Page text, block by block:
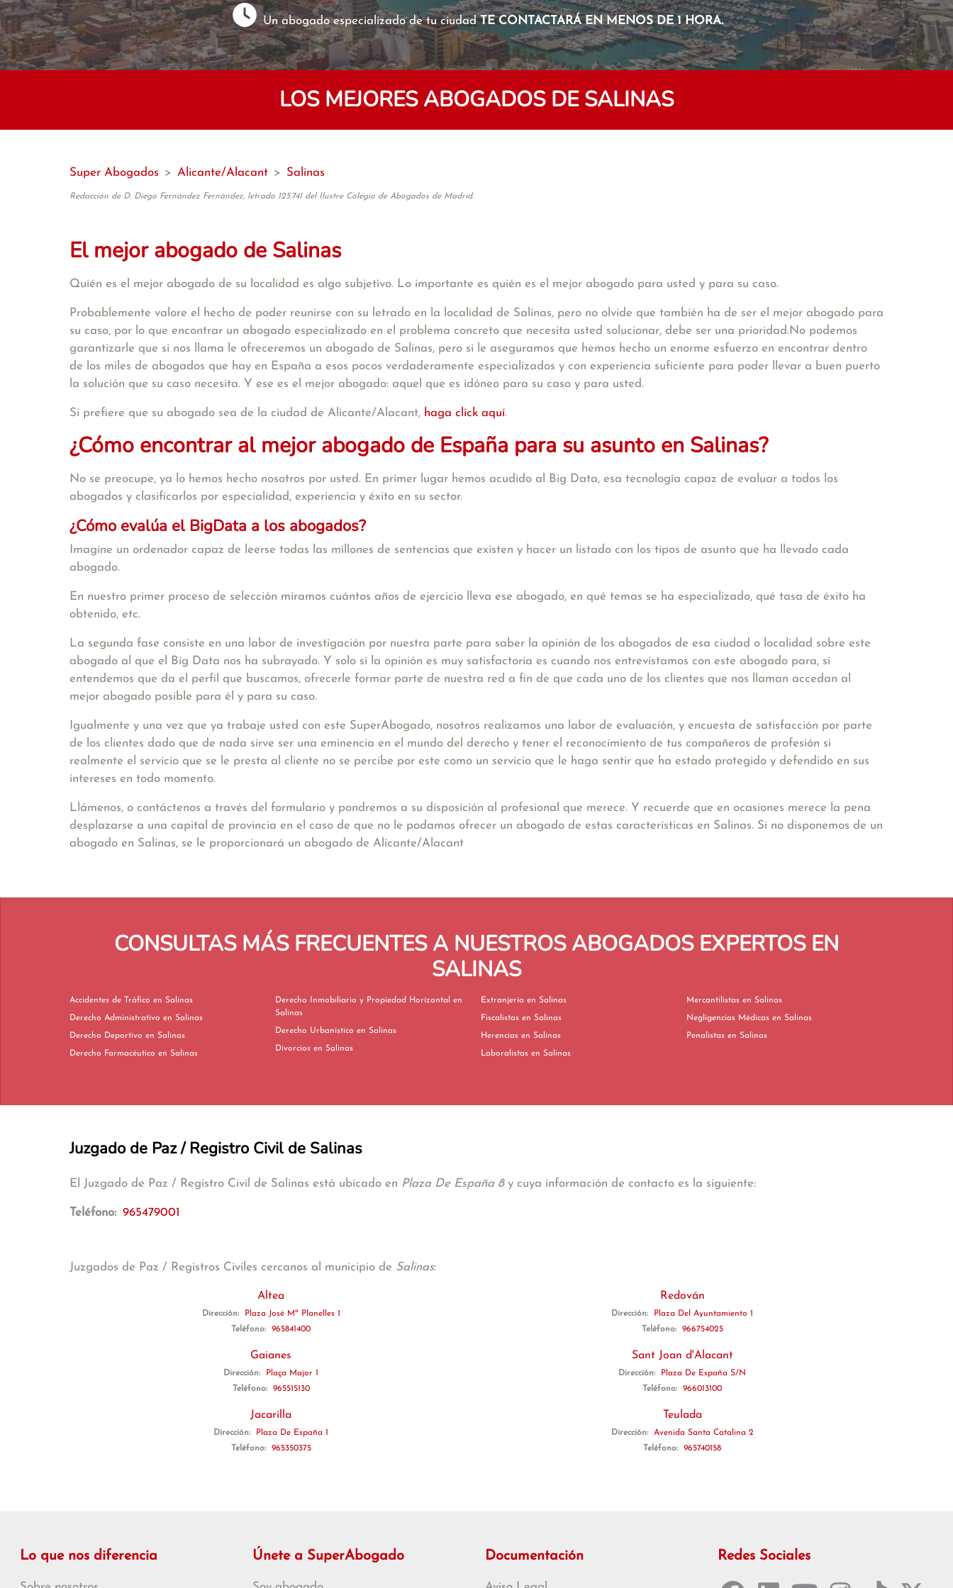
Un abogado especializado de tu ciudadTE CONTACTARÁ EN MENOS DE 1 HORA.
LOS MEJORES ABOGADOS DE SALINAS
Super Abogados > Alicante/Alacant > Salinas
Redacción de D. Diego Fernández Fernández, letrado 125.741 del Ilustre Colegio de Abogados de Madrid.
El mejor abogado de Salinas
Quién es el mejor abogado de su localidad es algo subjetivo. Lo importante es quién es el mejor abogado para usted y para su caso.
Probablemente valore el hecho de poder reunirse con su letrado en la localidad de Salinas, pero no olvide que también ha de ser el mejor abogado para
su caso, por lo que encontrar un abogado especializado en el problema concreto que necesita usted solucionar, debe ser una prioridad.No podemos
garantizarle que si nos llama le ofreceremos un abogado de Salinas, pero si le aseguramos que hemos hecho un enorme esfuerzo en encontrar dentro
de los miles de abogados que hay en España a esos pocos verdaderamente especializados y con experiencia suficiente para poder llevar a buen puerto
la solución que su caso necesita. Y ese es el mejor abogado: aquel que es idóneo para su caso y para usted.
Si prefiere que su abogado sea de la ciudad de Alicante/Alacant, haga click aquí.
¿Cómo encontrar al mejor abogado de España para su asunto en Salinas?
No se preocupe, ya lo hemos hecho nosotros por usted. En primer lugar hemos acudido al Big Data, esa tecnología capaz de evaluar a todos los
abogados y clasificarlos por especialidad, experiencia y éxito en su sector.
¿Cómo evalúa el BigData a los abogados?
Imagine un ordenador capaz de leerse todas las millones de sentencias que existen y hacer un listado con los tipos de asunto que ha llevado cada
abogado.
En nuestro primer proceso de selección miramos cuántos años de ejercicio lleva ese abogado, en qué temas se ha especializado, qué tasa de éxito ha
obtenido, etc.
La segunda fase consiste en una labor de investigación por nuestra parte para saber la opinión de los abogados de esa ciudad o localidad sobre este
abogado al que el Big Data nos ha subrayado. Y solo si la opinión es muy satisfactoria es cuando nos entrevistamos con este abogado para, si
entendemos que da el perfil que buscamos, ofrecerle formar parte de nuestra red a fin de que cada uno de los clientes que nos llaman accedan al
mejor abogado posible para él y para su caso.
Igualmente y una vez que ya trabaje usted con este SuperAbogado, nosotros realizamos una labor de evaluación, y encuesta de satisfacción por parte
de los clientes dado que de nada sirve ser una eminencia en el mundo del derecho y tener el reconocimiento de tus compañeros de profesión si
realmente el servicio que se le presta al cliente no se percibe por este como un servicio que le haga sentir que ha estado protegido y defendido en sus
intereses en todo momento.
Llámenos, o contáctenos a través del formulario y pondremos a su disposición al profesional que merece. Y recuerde que en ocasiones merece la pena
desplazarse a una capital de provincia en el caso de que no le podamos ofrecer un abogado de estas características en Salinas. Si no disponemos de un
abogado en Salinas, se le proporcionará un abogado de Alicante/Alacant
CONSULTAS MÁS FRECUENTES A NUESTROS ABOGADOS EXPERTOS EN
SALINAS
Accidentes de Tráfico en Salinas
Derecho Administrativo en Salinas
Derecho Deportivo en Salinas
Derecho Farmacéutico en Salinas
Derecho Inmobiliario y Propiedad Horizontal en
Salinas
Derecho Urbanístico en Salinas
Divorcios en Salinas
Extranjería en Salinas
Fiscalistas en Salinas
Herencias en Salinas
Laboralistas en Salinas
Mercantilistas en Salinas
Negligencias Médicas en Salinas
Penalistas en Salinas
Juzgado de Paz / Registro Civil de Salinas
El Juzgado de Paz / Registro Civil de Salinas está ubicado en Plaza De España 8y cuya información de contacto es la siguiente:
Teléfono: 965479001
Juzgados de Paz / Registros Civiles cercanos al municipio de Salinas:
Altea
Dirección:
Plaza José Mª Planelles 1
Teléfono:
965841400
Gaianes
Dirección:
Plaça Major 1
Teléfono:
965515130
Jacarilla
Dirección:
Plaza De España 1
Teléfono:
965350375
Redován
Dirección:
Plaza Del Ayuntamiento 1
Teléfono:
966754025
Sant Joan d'Alacant
Dirección:
Plaza De España S/N
Teléfono:
966013100
Teulada
Dirección:
Avenida Santa Catalina 2
Teléfono:
965740158
Lo que nos diferencia Únete a SuperAbogado Documentación Redes Sociales